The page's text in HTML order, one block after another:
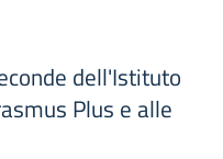
dell'Istituto
Plus e alle